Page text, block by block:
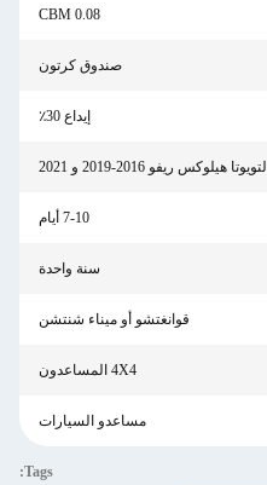
0.08 CBM
صندوق كرتون
إيداع 30٪
لتويوتا هيلوكس ريفو 2016-2019 و 2021
7-10 أيام
سنة واحدة
قوانغتشو أو ميناء شنتشن
4X4 المساعدون
مساعدو السيارات
Tags: